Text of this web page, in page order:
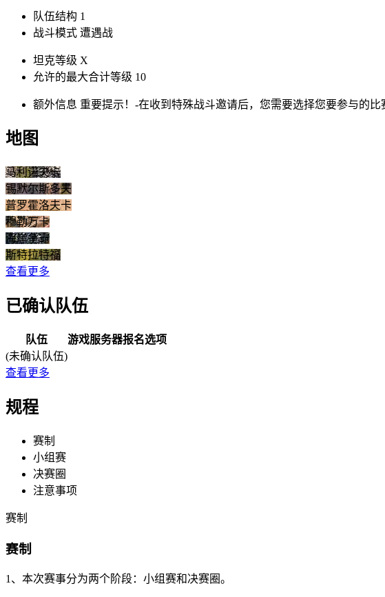
队伍结构 1
战斗模式 遭遇战
坦克等级 X
允许的最大合计等级 10
额外信息 重要提示！-在收到特殊战斗邀请后，您需要选择您要参与的
地图
马利诺夫卡
锡默尔斯多夫
普罗霍洛夫卡
穆勒万卡
海岸争霸
斯特拉特福
查看更多
已确认队伍
队伍 游戏服务器报名选项
(未确认队伍)
查看更多
规程
赛制
小组赛
决赛圈
注意事项
赛制
赛制
1、本次赛事分为两个阶段：小组赛和决赛圈。